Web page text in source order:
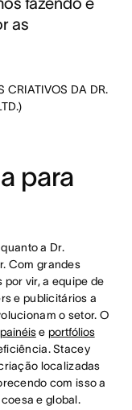
fazendo e
as
CRIATIVOS DA DR.
para
a Dr.
Com grandes
vir, a equipe de
e publicitários a
o setor. O
painéise portfólios
Stacey
localizadas
com isso a
e global.